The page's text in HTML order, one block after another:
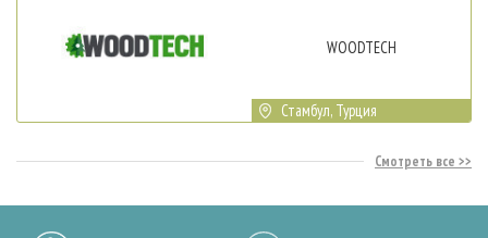
WOODTECH
Стамбул, Турция
Смотреть все